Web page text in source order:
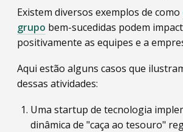
Existem diversos exemplos de como
grupo bem-sucedidas podem
positivamente as equipes e a
Aqui estão alguns casos que
dessas atividades:
Uma startup de tecnologia
dinâmica de "caça ao tesouro"